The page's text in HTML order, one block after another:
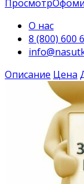
Просмотр
О нас
8 (800) 600
Описание Цена